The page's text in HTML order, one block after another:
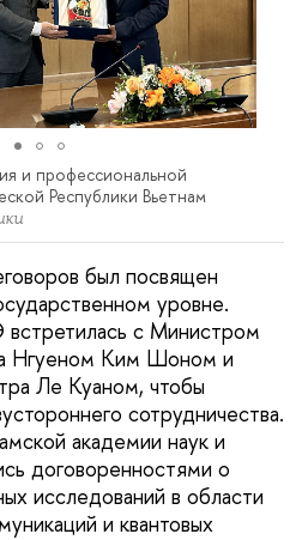
и профессиональной
Республики Вьетнам
был посвящен
уровне.
с Министром
Нгуеном Ким Шоном и
Ле Куаном, чтобы
сотрудничества.
академии наук и
договоренностями о
исследований в области
и квантовых